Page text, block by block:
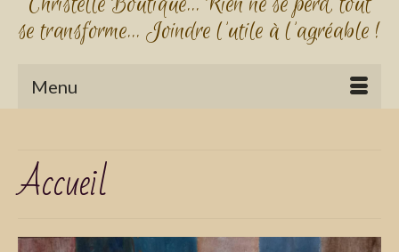
se transforme... Joindre l'utile à l'agréable !
Menu
Accueil